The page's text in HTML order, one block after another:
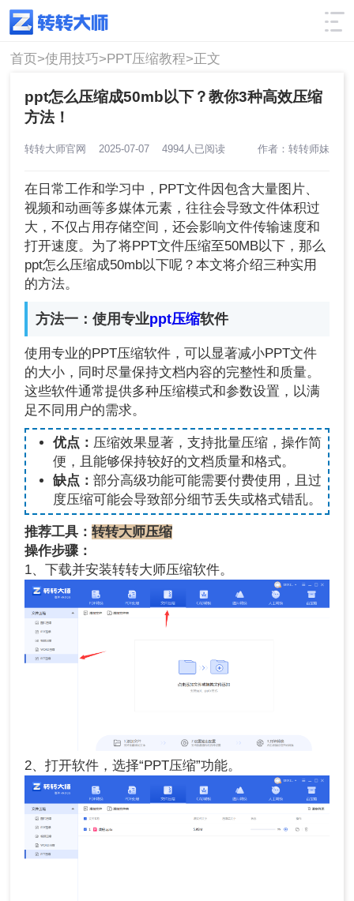
使用技巧 筛选
首页>使用技巧>PPT压缩教程>正文
ppt怎么压缩成50mb以下？教你3种高效压缩
方法！
转转大师官网 2025-07-07 4994人已阅读 作者：转转师妹
在日常工作和学习中，PPT文件因包含大量图片、
视频和动画等多媒体元素，往往会导致文件体积过
大，不仅占用存储空间，还会影响文件传输速度和
打开速度。为了将PPT文件压缩至50MB以下，那么
ppt怎么压缩成50mb以下呢？本文将介绍三种实用
的方法。
方法一：使用专业ppt压缩软件
使用专业的PPT压缩软件，可以显著减小PPT文件
的大小，同时尽量保持文档内容的完整性和质量。
这些软件通常提供多种压缩模式和参数设置，以满
足不同用户的需求。
优点： 压缩效果显著，支持批量压缩，操作简
便，且能够保持较好的文档质量和格式。
缺点： 部分高级功能可能需要付费使用，且过
度压缩可能会导致部分细节丢失或格式错乱。
推荐工具：转转大师压缩
操作步骤：
1、下载并安装转转大师压缩软件。
2、打开软件，选择“PPT压缩”功能。